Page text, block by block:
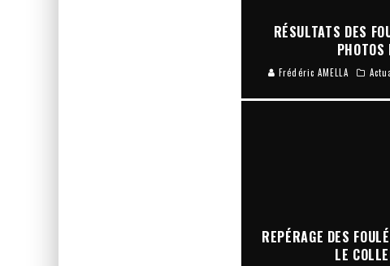
RÉSULTATS DES
PHOTOS
Frédéric AMELLA
REPÉRAGE DES
LE